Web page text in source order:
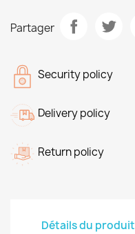
Partager
Security policy
Delivery policy
Return policy
Détails du produit